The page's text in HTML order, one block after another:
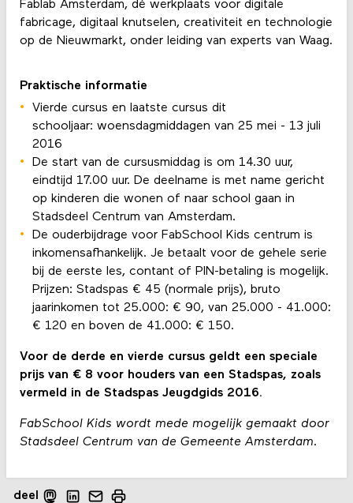
Fablab Amsterdam, dé werkplaats voor digitale
fabricage, digitaal knutselen, creativiteit en technologie
op de Nieuwmarkt, onder leiding van experts van Waag.
Praktische informatie
Vierde cursus en laatste cursus dit
schooljaar: woensdagmiddagen van 25 mei - 13 juli
2016
De start van de cursusmiddag is om 14.30 uur,
eindtijd 17.00 uur. De deelname is met name gericht
op kinderen die wonen of naar school gaan in
Stadsdeel Centrum van Amsterdam.
De ouderbijdrage voor FabSchool Kids centrum is
inkomensafhankelijk. Je betaalt voor de gehele serie
bij de eerste les, contant of PIN-betaling is mogelijk.
Prijzen: Stadspas € 45 (normale prijs), bruto
jaarinkomen tot 25.000: € 90, van 25.000 - 41.000:
€ 120 en boven de 41.000: € 150.
Voor de derde en vierde cursus geldt een speciale
prijs van € 8 voor houders van een Stadspas, zoals
vermeld in de Stadspas Jeugdgids 2016.
FabSchool Kids wordt mede mogelijk gemaakt door
Stadsdeel Centrum van de Gemeente Amsterdam.
deel